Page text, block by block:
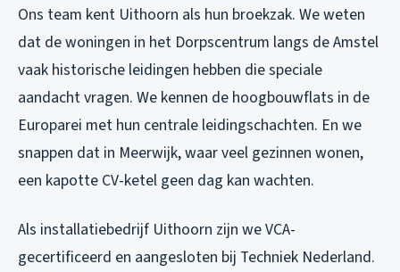
Ons team kent Uithoorn als hun broekzak. We weten
dat de woningen in het Dorpscentrum langs de Amstel
vaak historische leidingen hebben die speciale
aandacht vragen. We kennen de hoogbouwflats in de
Europarei met hun centrale leidingschachten. En we
snappen dat in Meerwijk, waar veel gezinnen wonen,
een kapotte CV-ketel geen dag kan wachten.
Als installatiebedrijf Uithoorn zijn we VCA-
gecertificeerd en aangesloten bij Techniek Nederland.